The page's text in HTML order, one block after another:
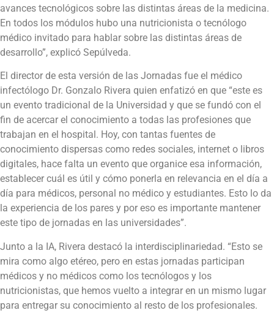
avances tecnológicos sobre las distintas áreas de la medicina.
En todos los módulos hubo una nutricionista o tecnólogo
médico invitado para hablar sobre las distintas áreas de
desarrollo”, explicó Sepúlveda.
El director de esta versión de las Jornadas fue el médico
infectólogo Dr. Gonzalo Rivera quien enfatizó en que “este es
un evento tradicional de la Universidad y que se fundó con el
fin de acercar el conocimiento a todas las profesiones que
trabajan en el hospital. Hoy, con tantas fuentes de
conocimiento dispersas como redes sociales, internet o libros
digitales, hace falta un evento que organice esa información,
establecer cuál es útil y cómo ponerla en relevancia en el día a
día para médicos, personal no médico y estudiantes. Esto lo da
la experiencia de los pares y por eso es importante mantener
este tipo de jornadas en las universidades”.
Junto a la IA, Rivera destacó la interdisciplinariedad. “Esto se
mira como algo etéreo, pero en estas jornadas participan
médicos y no médicos como los tecnólogos y los
nutricionistas, que hemos vuelto a integrar en un mismo lugar
para entregar su conocimiento al resto de los profesionales.